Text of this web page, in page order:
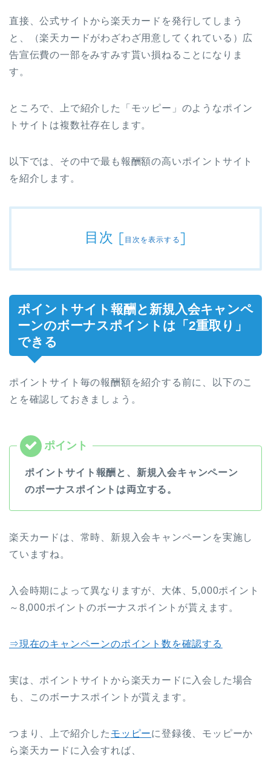
直接、公式サイトから楽天カードを発行してしまう
と、（楽天カードがわざわざ用意してくれている）広
告宣伝費の一部をみすみす貰い損ねることになりま
す。
ところで、上で紹介した「モッピー」のようなポイン
トサイトは複数社存在します。
以下では、その中で最も報酬額の高いポイントサイト
を紹介します。
目次 [目次を表示する]
ポイントサイト報酬と新規入会キャンペ
ーンのボーナスポイントは「2重取り」
できる
ポイントサイト毎の報酬額を紹介する前に、以下のこ
とを確認しておきましょう。
ポイントサイト報酬と、新規入会キャンペーン
のボーナスポイントは両立する。
楽天カードは、常時、新規入会キャンペーンを実施し
ていますね。
入会時期によって異なりますが、大体、5,000ポイント
～8,000ポイントのボーナスポイントが貰えます。
⇒現在のキャンペーンのポイント数を確認する
実は、ポイントサイトから楽天カードに入会した場合
も、このボーナスポイントが貰えます。
つまり、上で紹介した モッピーに登録後、モッピーか
ら楽天カードに入会すれば、